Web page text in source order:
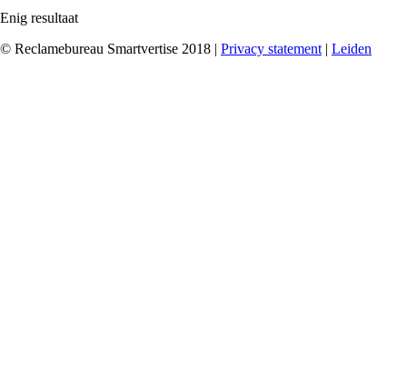
Enig resultaat
© Reclamebureau Smartvertise 2018 | Privacy statement | Leiden